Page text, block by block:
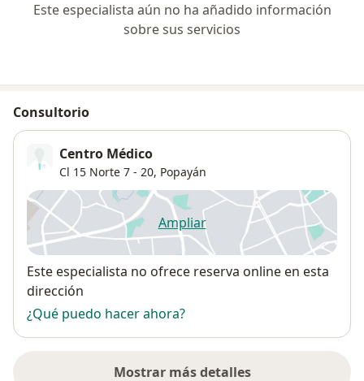
Este especialista aún no ha añadido información
sobre sus servicios
Consultorio
Centro Médico
Cl 15 Norte 7 - 20, Popayán
Ampliarse abre en una nueva
Disponibilidad
Este especialista no ofrece reserva online en esta
dirección
¿Qué puedo hacer ahora?
Mostrar más detalles